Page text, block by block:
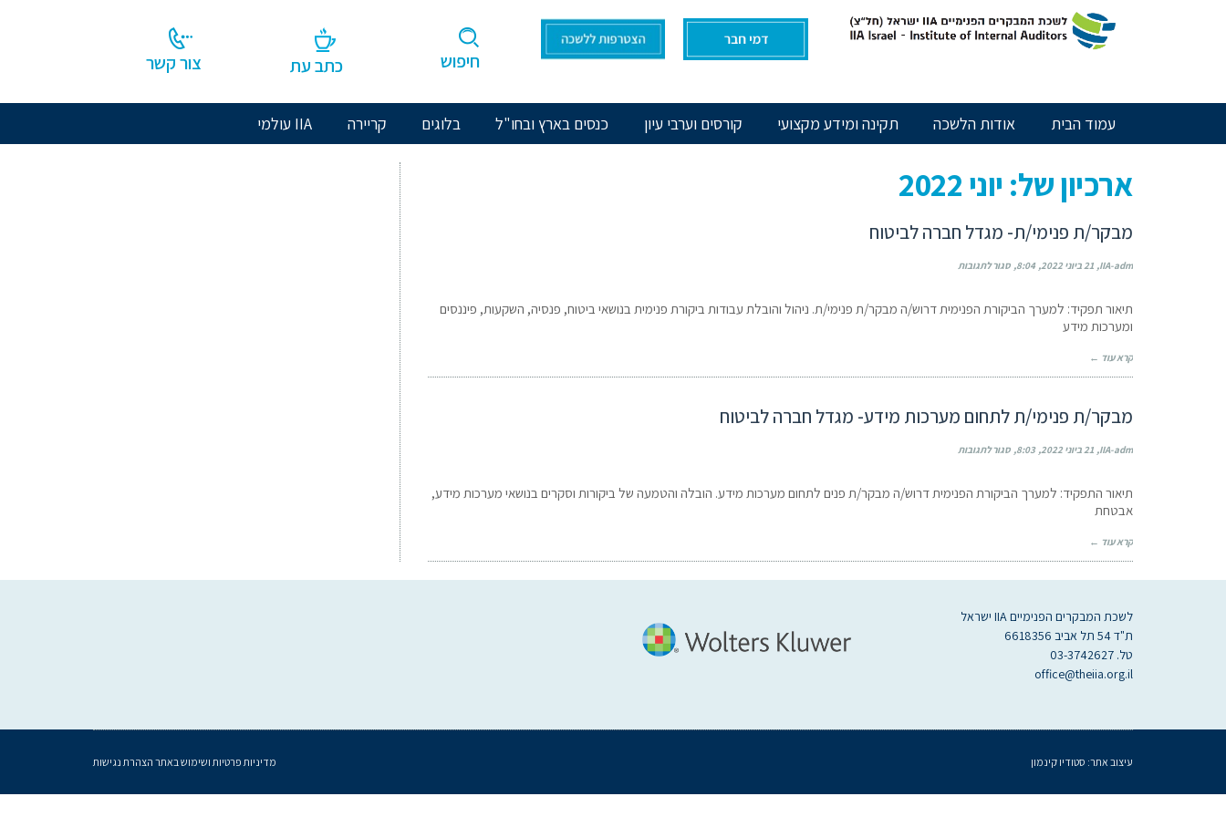
לעבור
חיפוש כתב עת צור קשר
עמוד הבית אודות הלשכה תקינה ומידע מקצועי קורסים וערבי עיון כנסים בארץ ובחו"ל בלוגים קריירה IIA עולמי
ארכיון של: יוני 2022
מבקר/ת פנימי/ת- מגדל חברה לביטוח
IIA-adm 21 ביוני 2022 8:04 סגור לתגובות
תיאור תפקיד: למערך הביקורת הפנימית דרוש/ה מבקר/ת פנימי/ת. ניהול והובלת עבודות ביקורת פנימית בנושאי ביטוח, פנסיה, השקעות, פיננסים
ומערכות מידע
קרא עוד ←
מבקר/ת פנימי/ת לתחום מערכות מידע- מגדל חברה לביטוח
IIA-adm 21 ביוני 2022 8:03 סגור לתגובות
תיאור התפקיד: למערך הביקורת הפנימית דרוש/ה מבקר/ת פנים לתחום מערכות מידע. הובלה והטמעה של ביקורות וסקרים בנושאי מערכות מידע,
אבטחת
קרא עוד ←
לשכת המבקרים הפנימיים IIA ישראל
ת"ד 54 תל אביב 6618356
טל. 03-3742627
office@theiia.org.il
מדיניות פרטיות ושימוש באתר הצהרת נגישות עיצוב אתר: סטודיו קינמון